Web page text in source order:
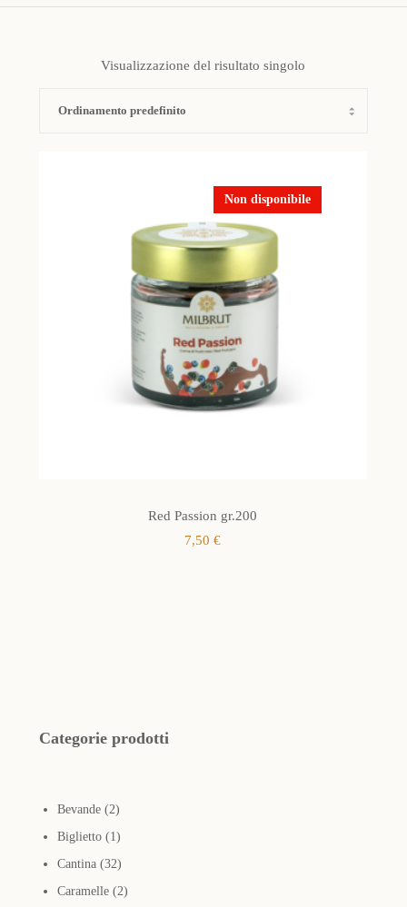
Visualizzazione del risultato singolo
Red Passion gr.200
7,50€
Non disponibile
Categorie prodotti
Bevande 22
prodotti
Biglietto 11
prodotto
Cantina 3232
prodotti
Caramelle 22